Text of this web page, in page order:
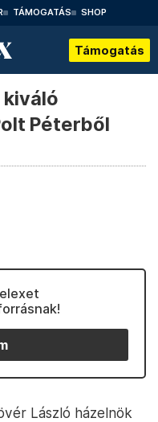
TÁMOGATÁS SHOP
Támogatás
Péterből
László házelnök